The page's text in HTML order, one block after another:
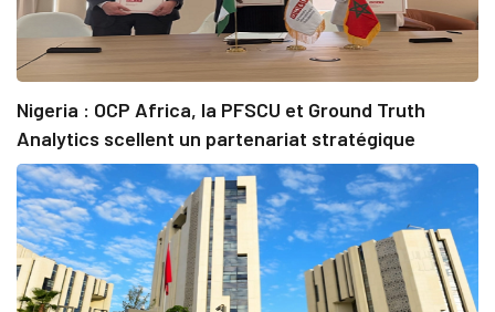
Nigeria : OCP Africa, la PFSCU et Ground Truth
Analytics scellent un partenariat stratégique